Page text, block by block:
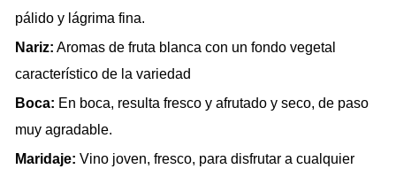
pálido y lágrima fina.
Nariz: Aromas de fruta blanca con un fondo vegetal
característico de la variedad
Boca: En boca, resulta fresco y afrutado y seco, de paso
muy agradable.
Maridaje: Vino joven, fresco, para disfrutar a cualquier